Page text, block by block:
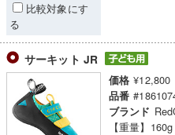
比較対象にす
る
サーキット JR
価格 ¥12,800
品番
ブランド
【重量】